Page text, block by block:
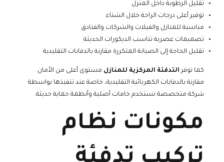
تقليل الرطوبة داخل المنزل
توفير أعلى درجات الراحة خلال الشتاء
مناسبة للمنازل والفيلات والشركات والفنادق
تصميمات عصرية تناسب الديكورات الحديثة
تقليل الحاجة إلى الصيانة المتكررة مقارنة بالدفايات التقليدية
كما توفرالتدفئة المركزية للمنازل مستوى أعلى من الأمان
مقارنة بالدفايات الكهربائية التقليدية، خاصة عند تنفيذها بواسطة
شركة متخصصة تستخدم خامات أصلية وأنظمة حماية حديثة.
مكونات نظام